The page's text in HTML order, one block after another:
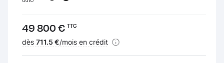
Prix :
49 800 € TTC
Financement :
dès 711.5 €/mois en crédit